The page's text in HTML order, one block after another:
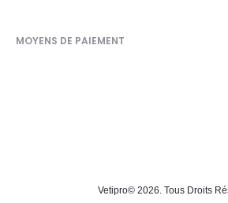
MOYENS DE PAIEMENT
Vetipro© 2026. Tous Droits